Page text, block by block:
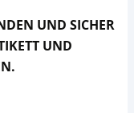
UND SICHER
UND